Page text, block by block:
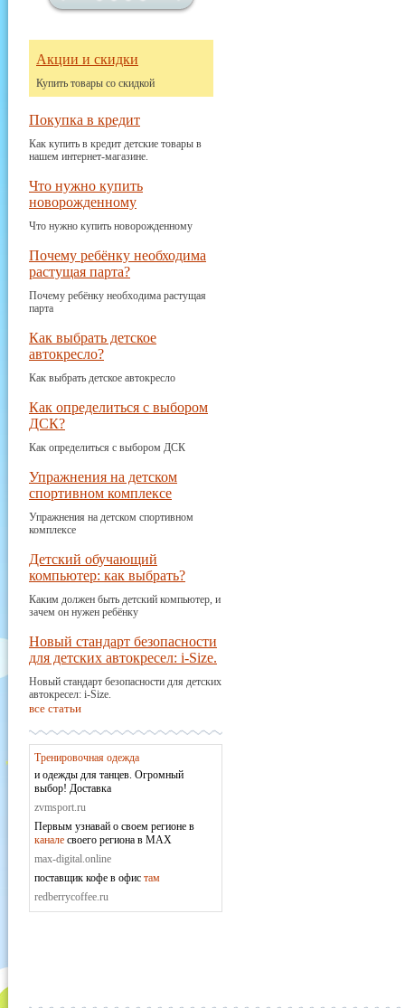
Акции и скидки
Купить товары со скидкой
Покупка в кредит
Как купить в кредит детские товары в
нашем интернет-магазине.
Что нужно купить
новорожденному
Что нужно купить новорожденному
Почему ребёнку необходима
растущая парта?
Почему ребёнку необходима растущая
парта
Как выбрать детское
автокресло?
Как выбрать детское автокресло
Как определиться с выбором
ДСК?
Как определиться с выбором ДСК
Упражнения на детском
спортивном комплексе
Упражнения на детском спортивном
комплексе
Детский обучающий
компьютер: как выбрать?
Каким должен быть детский компьютер, и
зачем он нужен ребёнку
Новый стандарт безопасности
для детских автокресел: i-Size.
Новый стандарт безопасности для детских
автокресел: i-Size.
все статьи
Тренировочная одежда
и одежды для танцев. Огромный
выбор! Доставка
zvmsport.ru
Первым узнавай о своем регионе в
канале своего региона в MAX
max-digital.online
поставщик кофе в офис там
redberrycoffee.ru